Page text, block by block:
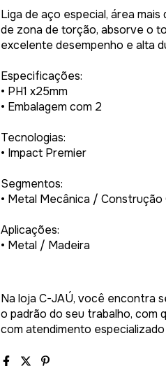
Liga de aço especial, área
de zona de torção, absorve o
excelente desempenho e alta
Especificações:
• PH1 x25mm
• Embalagem com 2
Tecnologias:
• Impact Premier
Segmentos:
• Metal Mecânica /
Aplicações:
• Metal / Madeira
Na loja C-JAÚ, você encontra
o padrão do seu trabalho, com
com atendimento